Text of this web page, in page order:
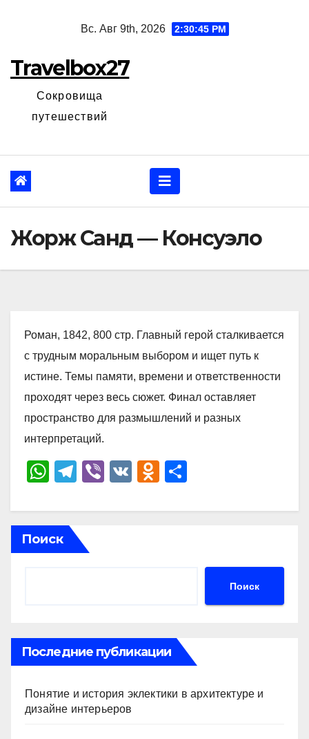
Вс. Авг 9th, 2026 2:30:46 PM
Travelbox27
Сокровища
путешествий
Жорж Санд — Консуэло
Роман, 1842, 800 стр. Главный герой сталкивается
с трудным моральным выбором и ищет путь к
истине. Темы памяти, времени и ответственности
проходят через весь сюжет. Финал оставляет
пространство для размышлений и разных
интерпретаций.
W
at
s
A
T
e
gr
a
Vi
er
V
O
n
ki
р
ть
Поиск
Поиск
Последние публикации
Понятие и история эклектики в архитектуре и
дизайне интерьеров